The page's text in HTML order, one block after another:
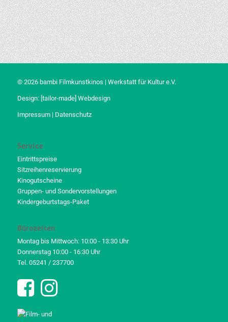
© 2026 bambi Filmkunstkinos | Werkstatt für Kultur e.V.
Design: [tailor-made] Webdesign
Impressum| Datenschutz
Service
Eintrittspreise
Sitzreihenreservierung
Kinogutscheine
Gruppen- und Sondervorstellungen
Kindergeburtstags-Paket
Bürozeiten
Montag bis Mittwoch: 10:00 - 13:30 Uhr
Donnerstag 10:00 - 16:30 Uhr
Tel. 05241 / 237700